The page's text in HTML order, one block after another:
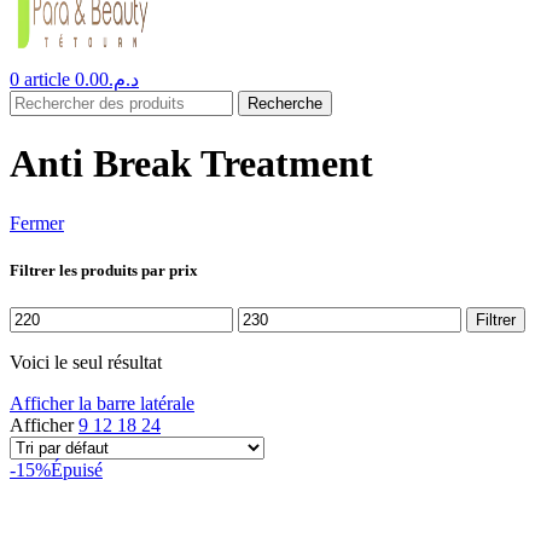
0 article د.م.0.00
Recherche
Anti Break Treatment
Fermer
Filtrer les produits par prix
Prix
min
Prix
max
Filtrer
Voici le seul résultat
Afficher la barre latérale
Afficher9 12 18 24
-15%Épuisé